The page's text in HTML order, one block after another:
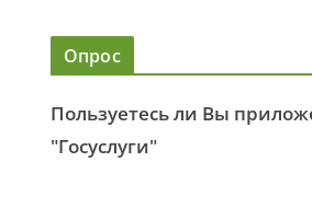
Опрос
Пользуетесь ли Вы
"Госуслуги"